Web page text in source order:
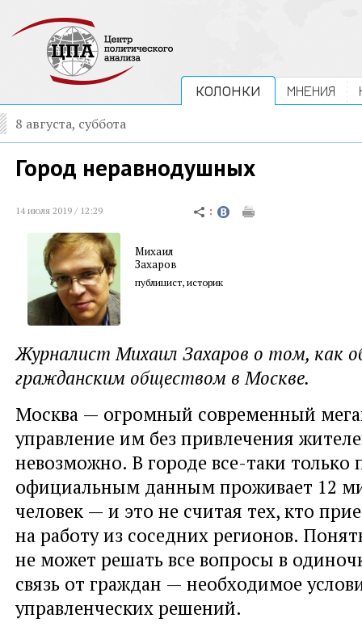
КОЛОНКИ МНЕНИЯ
8 августа, суббота
Город неравнодушных
14 июля 2019 / 12:29
Михаил
Захаров
публицист, историк
Журналист Михаил Захаров о том, как
гражданским обществом в Москве.
Москва — огромный современный
управление им без привлечения
невозможно. В городе все-таки только
официальным данным проживает 12
человек — и это не считая тех, кто
на работу из соседних регионов.
не может решать все вопросы в
связь от граждан — необходимое
управленческих решений.